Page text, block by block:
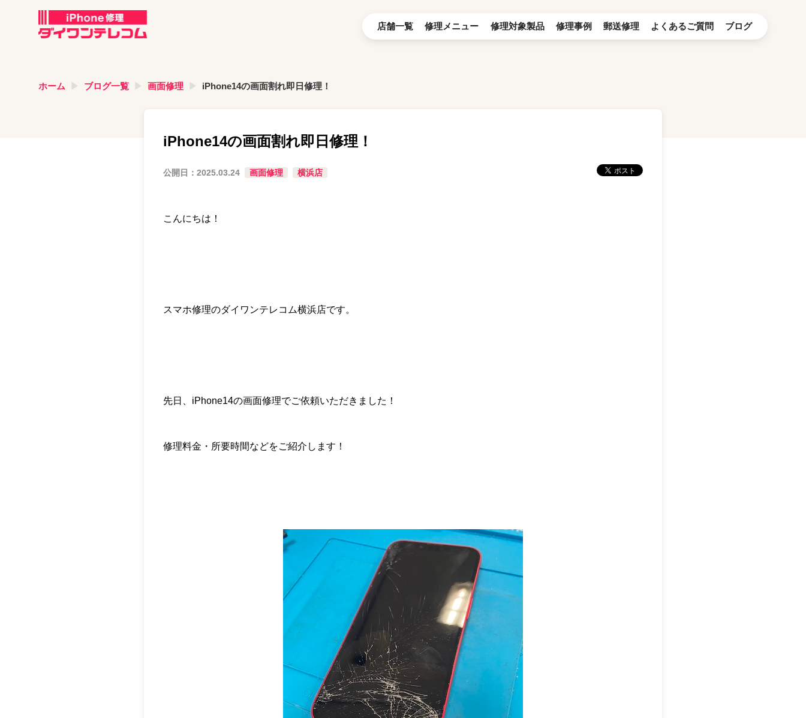
店舗一覧 修理メニュー 修理対象製品 修理事例 郵送修理 よくあるご質問 ブログ
ホーム ブログ一覧 画面修理 iPhone14の画面割れ即日修理！
iPhone14の画面割れ即日修理！
公開日： 2025.03.24 画面修理 横浜店
こんにちは！
スマホ修理のダイワンテレコム横浜店です。
先日、iPhone14の画面修理でご依頼いただきました！
修理料金・所要時間などをご紹介します！